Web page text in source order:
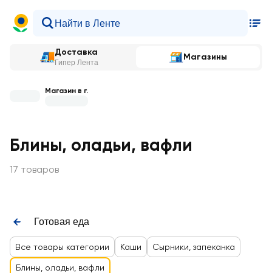
Доставка
Гипер Лента
Магазины
Магазин в г.
Блины, оладьи, вафли
17 товаров
Готовая еда
Все товары категории Каши Сырники, запеканка
Блины, оладьи, вафли